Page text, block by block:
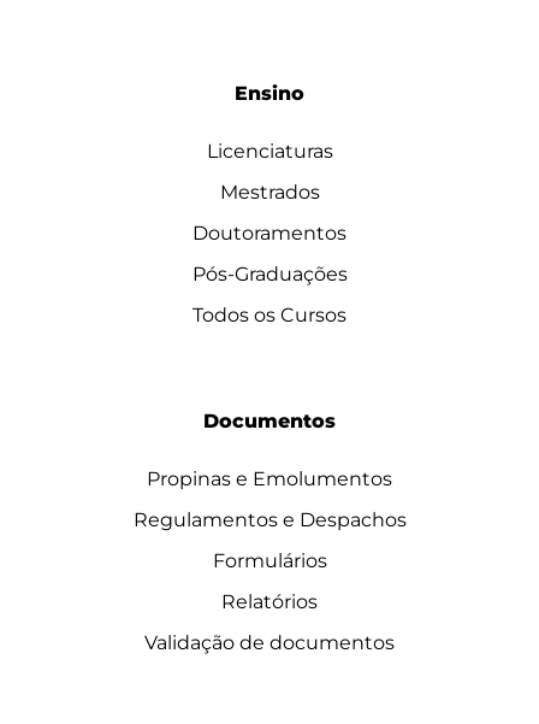
Ensino
Licenciaturas
Mestrados
Doutoramentos
Pós-Graduações
Todos os Cursos
Documentos
Propinas e Emolumentos
Regulamentos e Despachos
Formulários
Relatórios
Validação de documentos